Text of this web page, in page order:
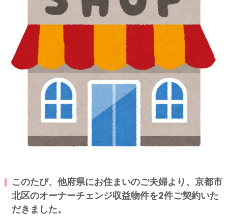
このたび、他府県にお住まいのご夫婦より、京都市
北区のオーナーチェンジ収益物件を2件ご契約いた
だきました。